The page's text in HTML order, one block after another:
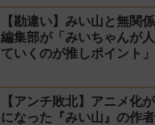
【勘違い】みい山と無関
編集部が「みいちゃんが
ていくのが推しポイント
ス】
【アンチ敗北】アニメ化
になった『みい山』の作